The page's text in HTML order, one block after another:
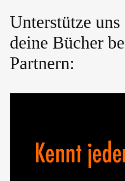
Unterstütze
deine Bücher
Partnern: